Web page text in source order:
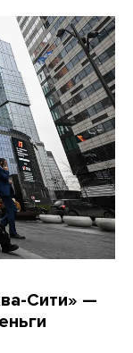
Сити» —